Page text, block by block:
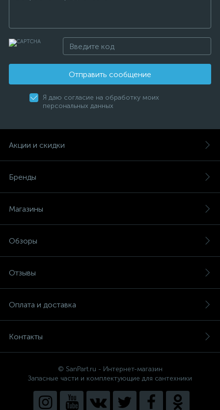
Отправить сообщение
Я даю согласие на обработку моих
персональных данных
Акции и скидки
Бренды
Магазины
Обзоры
Отзывы
Оплата и доставка
Контакты
© SanPart.ru - Интернет-магазин
Запасные части и комплектующие для сантехники